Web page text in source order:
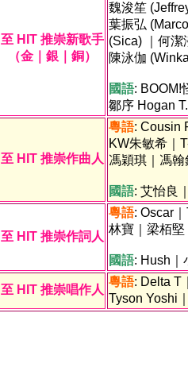
至 HIT 推崇新歌手
（金｜銀｜銅）
魏浚笙
葉振弘
(Sica) ｜何潔
陳泳伽
國語: BOOM!
鄒序 Hogan T.
至 HIT 推崇作曲人
粵語: Cousin
KW朱敏希｜
馮穎琪｜馮翰
國語: 艾怡良
至 HIT 推崇作詞人
粵語: Oscar
林寶｜梁栢
國語: Hush｜
至 HIT 推崇唱作人
粵語: Delta T
Tyson Yoshi